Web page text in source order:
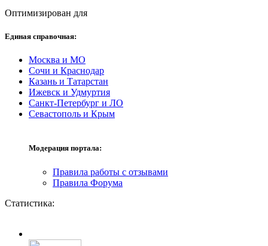
Оптимизирован для
Единая справочная:
Москва и МО
Сочи и Краснодар
Казань и Татарстан
Ижевск и Удмуртия
Санкт-Петербург и ЛО
Севастополь и Крым
Модерация портала:
Правила работы с отзывами
Правила Форума
Статистика: